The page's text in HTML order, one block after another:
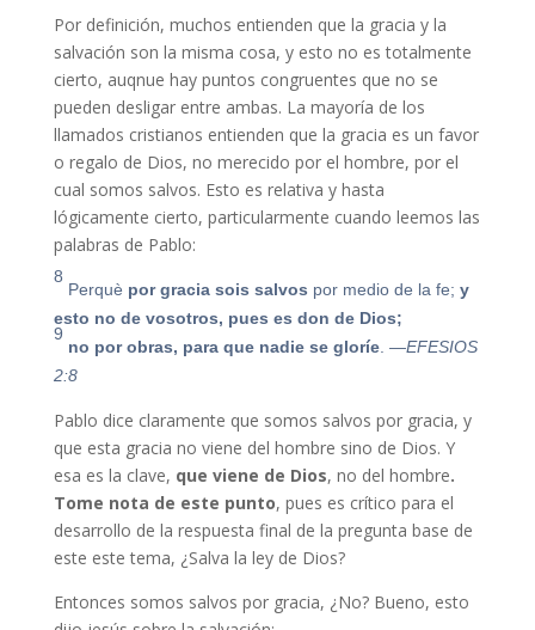
Por definición, muchos entienden que la gracia y la
salvación son la misma cosa, y esto no es totalmente
cierto, auqnue hay puntos congruentes que no se
pueden desligar entre ambas. La mayoría de los
llamados cristianos entienden que la gracia es un favor
o regalo de Dios, no merecido por el hombre, por el
cual somos salvos. Esto es relativa y hasta
lógicamente cierto, particularmente cuando leemos las
palabras de Pablo:
8
Perquè por gracia sois salvos por medio de la fe; y
esto no de vosotros, pues es don de Dios;
9
no por obras, para que nadie se gloríe. —EFESIOS
2:8
Pablo dice claramente que somos salvos por gracia, y
que esta gracia no viene del hombre sino de Dios. Y
esa es la clave, que viene de Dios, no del hombre.
Tome nota de este punto, pues es crítico para el
desarrollo de la respuesta final de la pregunta base de
este este tema, ¿Salva la ley de Dios?
Entonces somos salvos por gracia, ¿No? Bueno, esto